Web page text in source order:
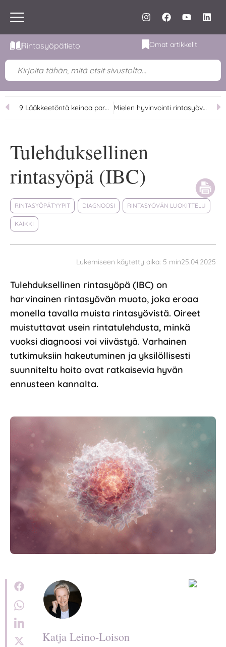
Rintasyöpätieto Omat artikkelit
9 Lääkkeetöntä keinoa parempaan uneen Mielen hyvinvointi rintasyövän aikana – resilienssin voima toipumisessa
Katja Leino-Loison
Tulehduksellinen
rintasyöpä (IBC)
RINTASYÖPÄTYYPIT DIAGNOOSI RINTASYÖVÄN LUOKITTELU
KAIKKI
25.04.2025
Lukemiseen käytetty aika: 5 min
Tulehduksellinen rintasyöpä (IBC) on
harvinainen rintasyövän muoto, joka eroaa
monella tavalla muista rintasyövistä. Oireet
muistuttavat usein rintatulehdusta, minkä
vuoksi diagnoosi voi viivästyä. Varhainen
tutkimuksiin hakeutuminen ja yksilöllisesti
suunniteltu hoito ovat ratkaisevia hyvän
ennusteen kannalta.